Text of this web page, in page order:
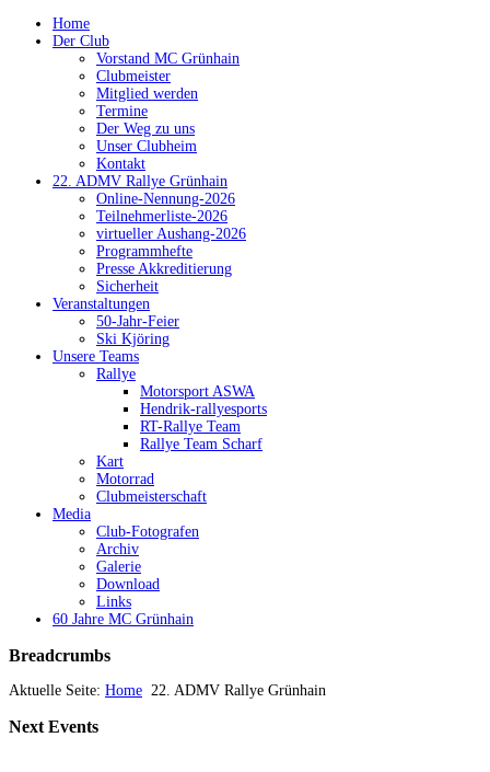
Home
Der Club
Vorstand MC Grünhain
Clubmeister
Mitglied werden
Termine
Der Weg zu uns
Unser Clubheim
Kontakt
22. ADMV Rallye Grünhain
Online-Nennung-2026
Teilnehmerliste-2026
virtueller Aushang-2026
Programmhefte
Presse Akkreditierung
Sicherheit
Veranstaltungen
50-Jahr-Feier
Ski Kjöring
Unsere Teams
Rallye
Motorsport ASWA
Hendrik-rallyesports
RT-Rallye Team
Rallye Team Scharf
Kart
Motorrad
Clubmeisterschaft
Media
Club-Fotografen
Archiv
Galerie
Download
Links
60 Jahre MC Grünhain
Breadcrumbs
Aktuelle Seite: Home 22. ADMV Rallye Grünhain
Next Events